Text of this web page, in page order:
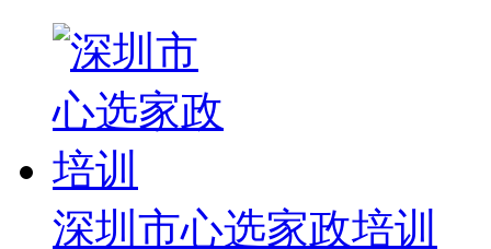
深圳市心选家政培训